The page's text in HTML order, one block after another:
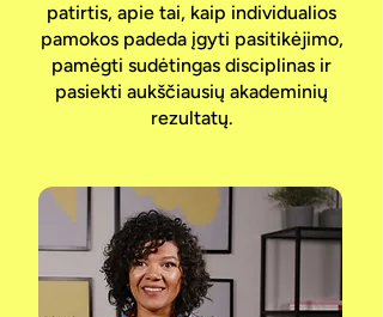
patirtis, apie tai, kaip individualios
pamokos padeda įgyti pasitikėjimo,
pamėgti sudėtingas disciplinas ir
pasiekti aukščiausių akademinių
rezultatų.